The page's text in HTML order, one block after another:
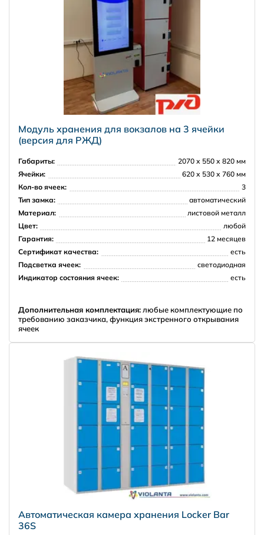
Москва и Московская область
5000 рублей в пределах МКАД
7000 рублей в пределах 30 км от МКАД
Регионы РФ
Доставка за рубеж
PRISMA
Модуль хранения для вокзалов на 3 ячейки
(версия для РЖД)
Габариты:
2070 х 550 х 820 мм
Ячейки:
620 х 530 х 760 мм
Кол-во ячеек:
3
Тип замка:
автоматический
Материал:
листовой металл
Цвет:
любой
Гарантия:
12 месяцев
Сертификат качества:
есть
Подсветка ячеек:
светодиодная
Индикатор состояния ячеек:
есть
Дополнительная комплектация: любые комплектующие по
требованию заказчика, функция экстренного открывания
ячеек
Автоматическая камера хранения Locker Bar
36S